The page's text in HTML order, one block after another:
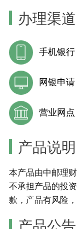
办理渠道
手机银行
网银申请
营业网点
产品说明
本产品由中邮理
不承担产品的投
款，产品有风险，